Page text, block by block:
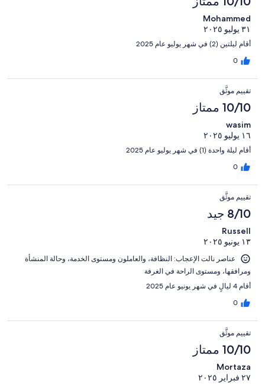
Mohammed
٣١ يوليو ٢٠٢٥
أقام ليلتين (2) في شهر يوليو عام 2025
0
تقييم موثَّق
10/10 ممتاز
wasim
١٦ يوليو ٢٠٢٥
أقام ليلة واحدة (1) في شهر يوليو عام 2025
0
تقييم موثَّق
8/10 جيد
Russell
١٣ يونيو ٢٠٢٥
عناصر نالت الإعجاب: ⁦النظافة⁩، و⁦العاملون ومستوى الخدمة⁩، و⁦حالة المنشأة
ومرافقها⁩، و⁦مستوى الراحة في الغرفة⁩
أقام 4 ليالٍ في شهر يونيو عام 2025
0
تقييم موثَّق
10/10 ممتاز
Mortaza
٢٧ فبراير ٢٠٢٥